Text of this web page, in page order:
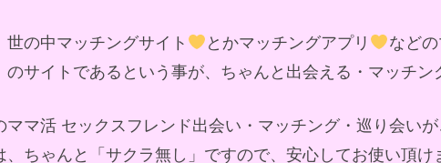
世の中マッチングサイト とかマッチングアプリ など
のサイトであるという事が、ちゃんと出会える・マッチ
ママ活 セックスフレンド出会い・マッチング・巡り会い
、ちゃんと「サクラ無し」ですので、安心してお使い頂け